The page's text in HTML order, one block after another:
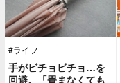
#ライフ
手がビチョビチョ…を
回避。「畳まなくても